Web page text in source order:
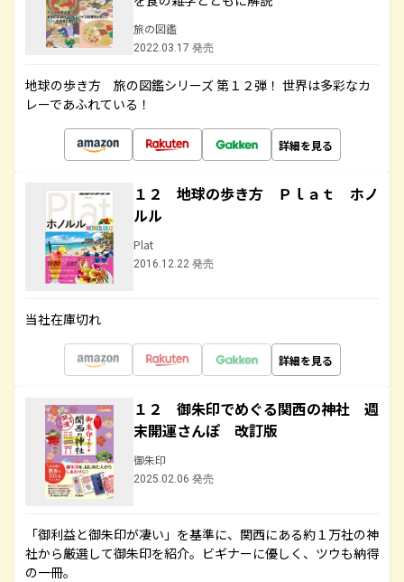
旅の図鑑
2022.03.17 発売
地球の歩き方 旅の図鑑シリーズ 第１２弾！ 世界は多彩なカ
レーであふれている！
詳細を見る
１２ 地球の歩き方 Ｐｌａｔ ホノ
ルル
Plat
2016.12.22 発売
当社在庫切れ
詳細を見る
１２ 御朱印でめぐる関西の神社 週
末開運さんぽ 改訂版
御朱印
2025.02.06 発売
「御利益と御朱印が凄い」を基準に、関西にある約１万社の神
社から厳選して御朱印を紹介。ビギナーに優しく、ツウも納得
の一冊。